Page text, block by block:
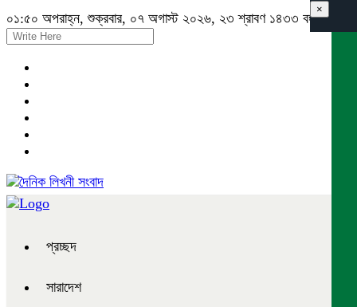
০১:৫০ অপরাহ্ন, শুক্রবার, ০৭ অগাস্ট ২০২৬, ২৩ শ্রাবণ ১৪৩৩ বঙ্গাব্দ
প্রচ্ছদ
সারাদেশ
×